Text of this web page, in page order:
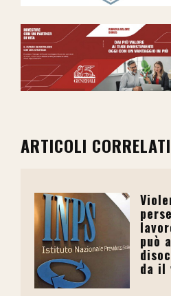
ARTICOLI CORRELATI
può
da il